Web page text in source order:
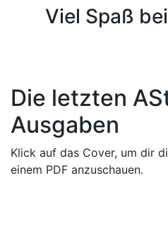
Viel Spaß
Die letzten
Ausgaben
Klick auf das Cover, um dir
einem PDF anzuschauen.